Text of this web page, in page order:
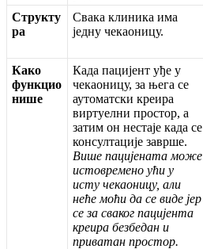
Структу
ра
Свака клиника има
једну чекаоницу.
Како
функцио
нише
Када пацијент уђе у
чекаоницу, за њега се
аутоматски креира
виртуелни простор, а
затим он нестаје када се
консултације заврше.
Више пацијената може
истовремено ући у
исту чекаоницу, али
неће моћи да се виде јер
се за сваког пацијента
креира безбедан и
приватан простор.